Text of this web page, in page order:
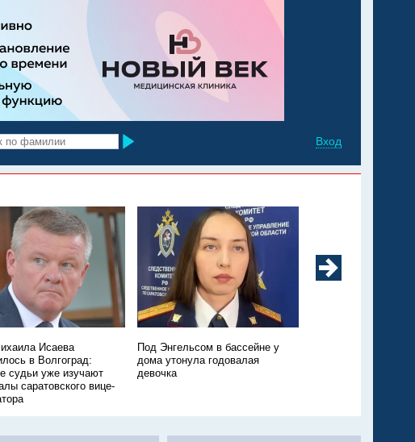
Вход
Исаева
в Волгоград:
судьи уже изучают
саратовского вице-
Под Энгельсом в бассейне у
дома утонула годовалая
девочка